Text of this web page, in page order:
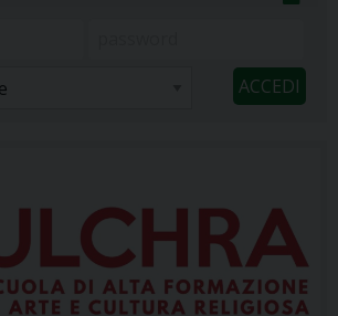
che per conseguire
Baccalaureato è neccessario la
Corso di lingua italiana
per studenti stranieri
Dal 7 al 25 settembre 2026 si terrà
il corso di lingua italiana per